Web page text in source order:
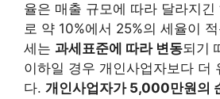
율은 매출 규모에 따라 달라지
로 약 10%에서 25%의 세율이
세는 과세표준에 따라 변동되기
이하일 경우 개인사업자보다 더
다. 개인사업자가 5,000만원의